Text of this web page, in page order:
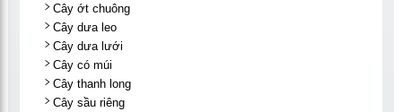
Cây ớt chuông
Cây dưa leo
Cây dưa lưới
Cây có múi
Cây thanh long
Cây sầu riêng